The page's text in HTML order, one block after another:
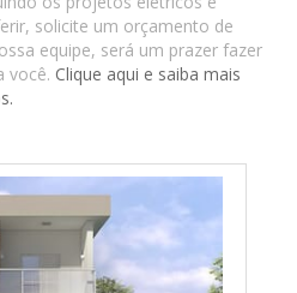
solicite um orçamento de
equipe, será um prazer fazer
você. Clique aqui e saiba mais